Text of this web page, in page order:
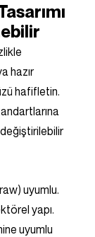
hazır
hafifletin.
uyumlu.
yapı.
uyumlu